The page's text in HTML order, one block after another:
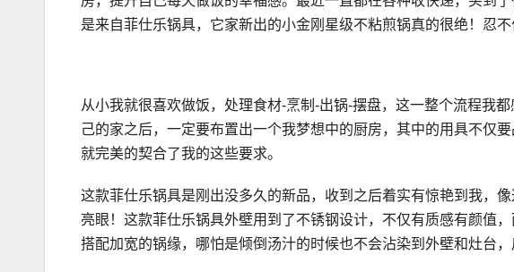
是来自菲仕乐锅具，它家新出的小金刚星级不粘煎锅真的很绝！忍不
从小我就很喜欢做饭，处理食材-烹制-出锅-摆盘，这一整个流程我
己的家之后，一定要布置出一个我梦想中的厨房，其中的用具不仅
就完美的契合了我的这些要求。
这款菲仕乐锅具是刚出没多久的新品，收到之后着实有惊艳到我，
亮眼！这款菲仕乐锅具外壁用到了不锈钢设计，不仅有质感有颜值
搭配加宽的锅缘，哪怕是倾倒汤汁的时候也不会沾染到外壁和灶台，